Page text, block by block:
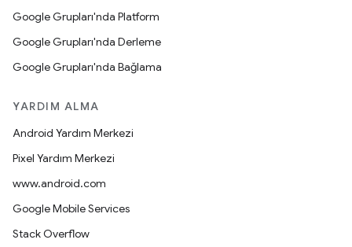
Google Grupları'nda Platform
Google Grupları'nda Derleme
Google Grupları'nda Bağlama
YARDIM ALMA
Android Yardım Merkezi
Pixel Yardım Merkezi
www.android.com
Google Mobile Services
Stack Overflow